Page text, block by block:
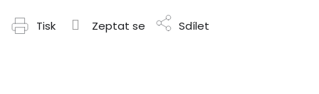
Tisk Zeptat se Sdílet